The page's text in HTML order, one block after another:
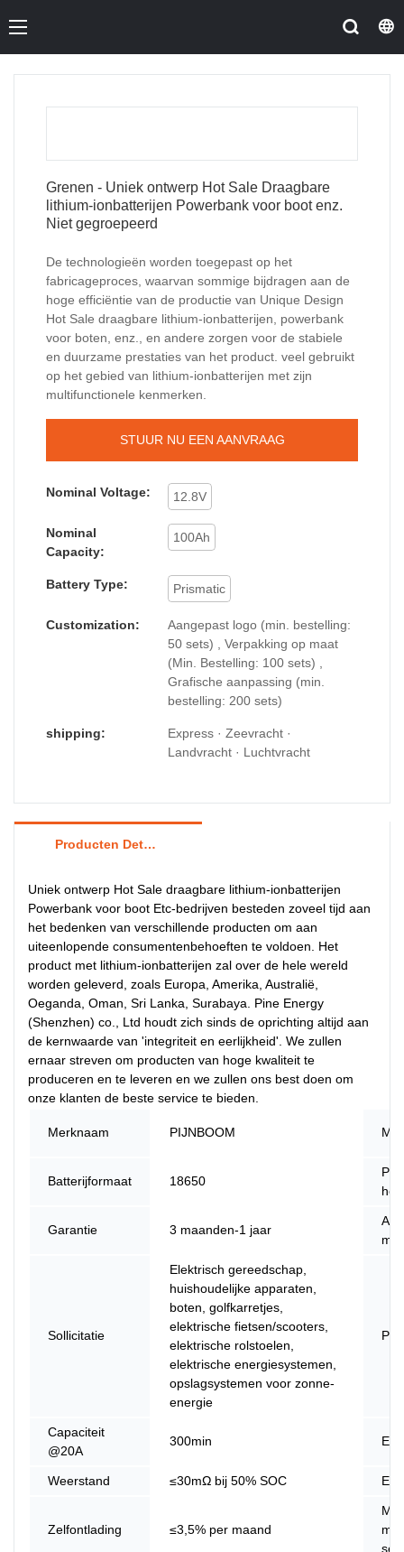
Grenen - Uniek ontwerp Hot Sale Draagbare
lithium-ionbatterijen Powerbank voor boot enz.
Niet gegroepeerd
De technologieën worden toegepast op het
fabricageproces, waarvan sommige bijdragen aan de
hoge efficiëntie van de productie van Unique Design
Hot Sale draagbare lithium-ionbatterijen, powerbank
voor boten, enz., en andere zorgen voor de stabiele
en duurzame prestaties van het product. veel gebruikt
op het gebied van lithium-ionbatterijen met zijn
multifunctionele kenmerken.
STUUR NU EEN AANVRAAG
Nominal Voltage: 12.8V
Nominal
Capacity:
100Ah
Battery Type: Prismatic
Customization:
Aangepast logo (min. bestelling:
50 sets) , Verpakking op maat
(Min. Bestelling: 100 sets) ,
Grafische aanpassing (min.
bestelling: 200 sets)
shipping:
Express · Zeevracht ·
Landvracht · Luchtvracht
Producten Details
Uniek ontwerp Hot Sale draagbare lithium-ionbatterijen
Powerbank voor boot Etc-bedrijven besteden zoveel tijd aan
het bedenken van verschillende producten om aan
uiteenlopende consumentenbehoeften te voldoen. Het
product met lithium-ionbatterijen zal over de hele wereld
worden geleverd, zoals Europa, Amerika, Australië,
Oeganda, Oman, Sri Lanka, Surabaya. Pine Energy
(Shenzhen) co., Ltd houdt zich sinds de oprichting altijd aan
de kernwaarde van 'integriteit en eerlijkheid'. We zullen
ernaar streven om producten van hoge kwaliteit te
produceren en te leveren en we zullen ons best doen om
onze klanten de beste service te bieden.
Merknaam PIJNBOOM
Batterijformaat 18650
Garantie 3 maanden-1 jaar
Sollicitatie
Elektrisch gereedschap,
huishoudelijke apparaten,
boten, golfkarretjes,
elektrische fietsen/scooters,
elektrische rolstoelen,
elektrische energiesystemen,
opslagsystemen voor zonne-
energie
Capaciteit
@20A
300min
Weerstand ≤30mΩ bij 50% SOC
Zelfontlading ≤3,5% per maand